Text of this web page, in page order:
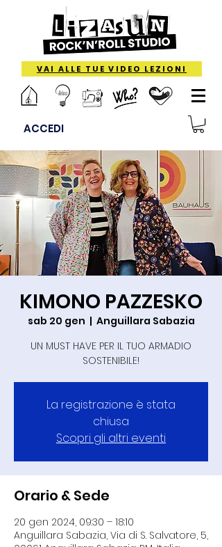
VAI ALLE TUE VIDEO LEZIONI
ACCEDI
KIMONO PAZZESKO
sab 20 gen
  |
Anguillara Sabazia
UN MUST HAVE PER IL TUO ARMADIO
SOSTENIBILE!
La registrazione è stata
chiusa
Scopri gli altri eventi
Orario & Sede
20 gen 2024, 09:30 – 18:10
Anguillara Sabazia, Via di S. Salvatore, 5,